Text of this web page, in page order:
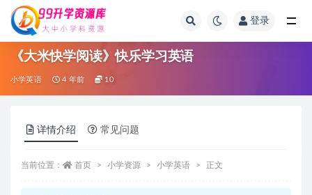
登录
《大米快学阅读》快乐学习英语
小学英语 4 年前 10
详情介绍 常见问题
当前位置： 首页 小学资源 小学英语 正文